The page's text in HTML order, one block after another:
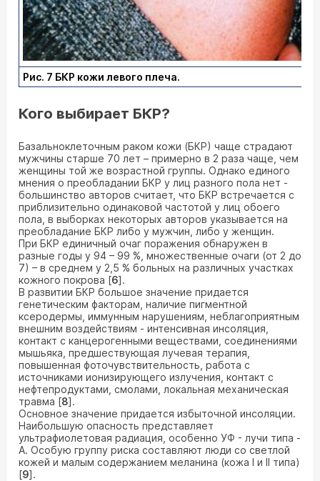
Рис. 7 БКР кожи левого плеча.
Кого выбирает БКР?
Базальноклеточным раком кожи (БКР) чаще страдают
мужчины старше 70 лет – примерно в 2 раза чаще, чем
женщины той же возрастной группы. Однако единого
мнения о преобладании БКР у лиц разного пола нет -
большинство авторов считает, что БКР встречается с
приблизительно одинаковой частотой у лиц обоего
пола, в выборках некоторых авторов указывается на
преобладание БКР либо у мужчин, либо у женщин.
При БКР единичный очаг поражения обнаружен в
разные годы у 94 – 99 %, множественные очаги (от 2 до
7) – в среднем у 2,5 % больных на различных участках
кожного покрова [6].
В развитии БКР большое значение придается
генетическим факторам, наличие пигментной
ксеродермы, иммунным нарушениям, неблагоприятным
внешним воздействиям - интенсивная инсоляция,
контакт с канцерогенными веществами, соединениями
мышьяка, предшествующая лучевая терапия,
повышенная фоточувствительность, работа с
источниками ионизирующего излучения, контакт с
нефтепродуктами, смолами, локальная механическая
травма [8].
Основное значение придается избыточной инсоляции.
Наибольшую опасность представляет
ультрафиолетовая радиация, особенно УФ - лучи типа -
А. Особую группу риска составляют люди со светлой
кожей и малым содержанием меланина (кожа I и II типа)
[9].